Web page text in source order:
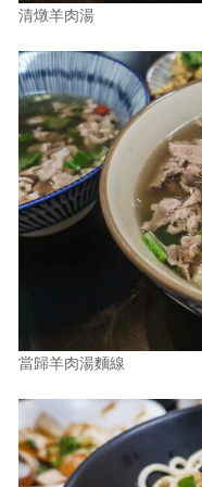
清燉羊肉湯
當歸羊肉湯麵線